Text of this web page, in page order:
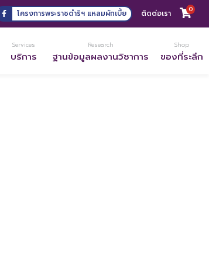
โครงการพระราชดำริฯ แหลมผักเบี้ย ติดต่อเรา 0
Services
บริการ
Research
ฐานข้อมูลผลงานวิชาการ
Shop
ของที่ระลึก